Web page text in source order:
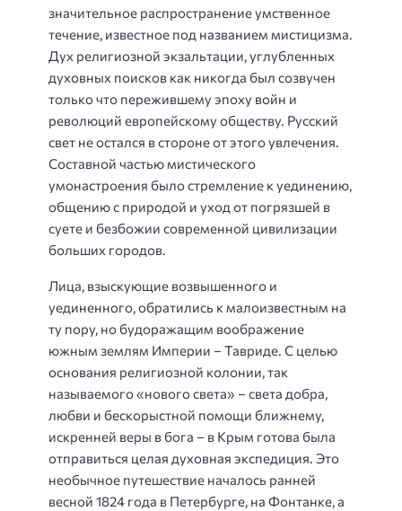
значительное распространение умственное
течение, известное под названием мистицизма.
Дух религиозной экзальтации, углубленных
духовных поисков как никогда был созвучен
только что пережившему эпоху войн и
революций европейскому обществу. Русский
свет не остался в стороне от этого увлечения.
Составной частью мистического
умонастроения было стремление к уединению,
общению с природой и уход от погрязшей в
суете и безбожии современной цивилизации
больших городов.
Лица, взыскующие возвышенного и
уединенного, обратились к малоизвестным на
ту пору, но будоражащим воображение
южным землям Империи – Тавриде. С целью
основания религиозной колонии, так
называемого «нового света» – света добра,
любви и бескорыстной помощи ближнему,
искренней веры в бога – в Крым готова была
отправиться целая духовная экспедиция. Это
необычное путешествие началось ранней
весной 1824 года в Петербурге, на Фонтанке, а